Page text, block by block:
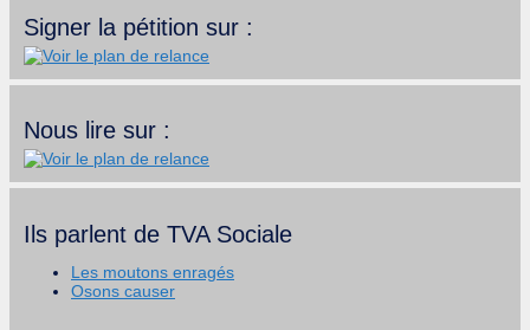
Signer la pétition sur :
Nous lire sur :
Ils parlent de TVA Sociale
Les moutons enragés
Osons causer